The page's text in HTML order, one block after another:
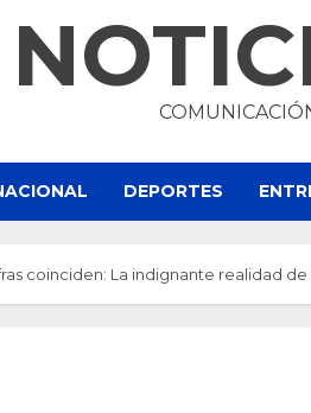
DEPORTES
coinciden: La indignante realidad